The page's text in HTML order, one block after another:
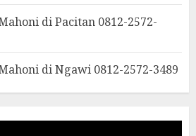
di Pacitan 0812-2572-
di Ngawi 0812-2572-3489